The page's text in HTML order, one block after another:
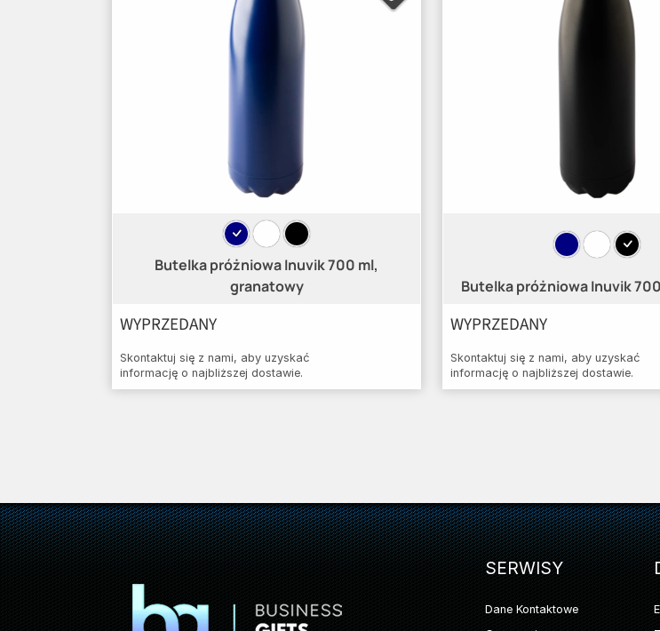
Butelka próżniowa Inuvik 700 ml,
granatowy
WYPRZEDANY
Skontaktuj się z nami, aby uzyskać
informację o najbliższej dostawie.
Butelka próżniowa Inuvik
WYPRZEDANY
Skontaktuj się z nami, aby uzyskać
informację o najbliższej dostawie.
SERWISY
Dane Kontaktowe